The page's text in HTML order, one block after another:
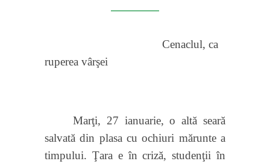
Cenaclul, ca
ruperea vârşei
Marţi, 27 ianuarie, o altă seară
salvată din plasa cu ochiuri mărunte a
timpului. Ţara e în criză, studenţii în